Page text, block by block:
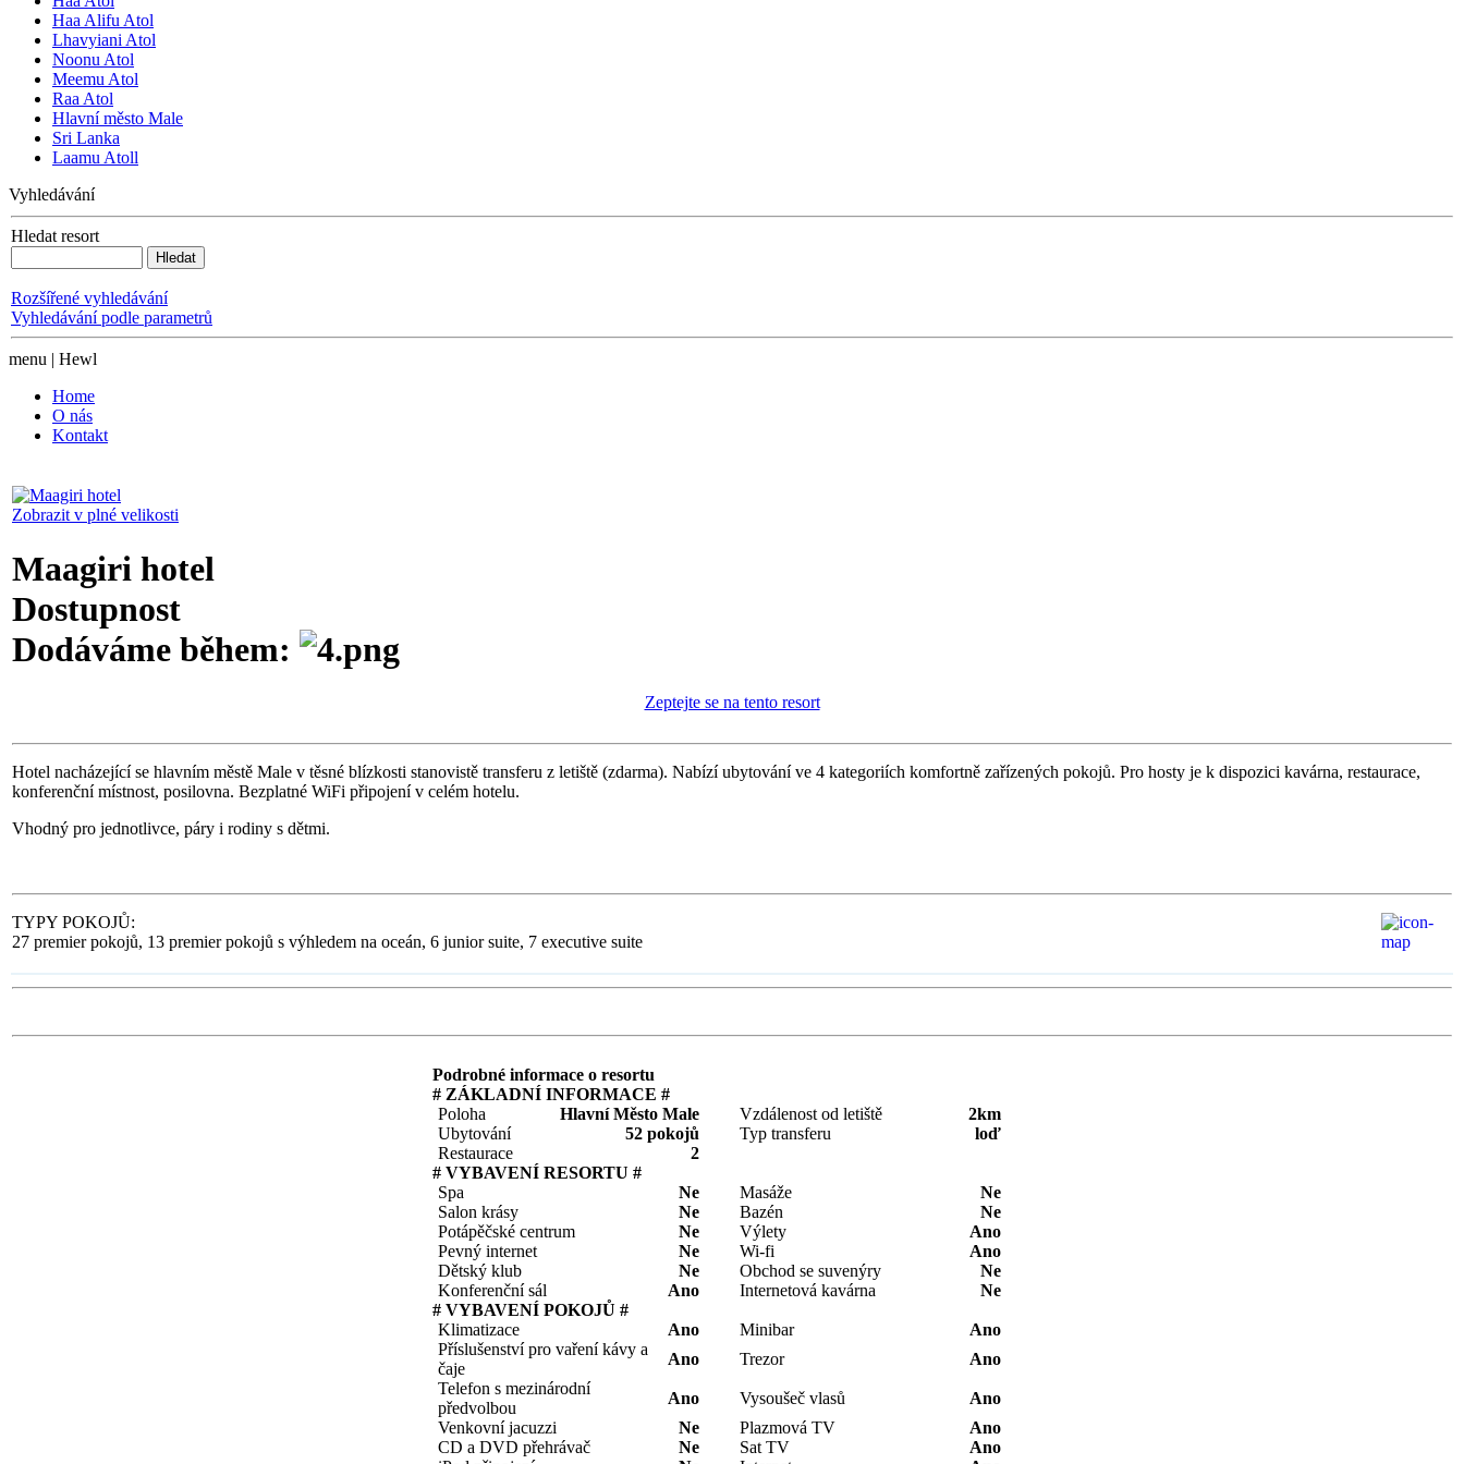
Haa Alifu Atol
Lhavyiani Atol
Noonu Atol
Meemu Atol
Raa Atol
Hlavní město Male
Sri Lanka
Laamu Atoll
Vyhledávání
Hledat resort
Rozšířené vyhledávání
Vyhledávání podle parametrů
menu | Hewl
Home
O nás
Kontakt
Zobrazit v plné velikosti
Maagiri hotel
Dostupnost
Dodáváme během:
Zeptejte se na tento resort
Hotel nacházející se hlavním městě Male v těsné blízkosti stanovistě transferu z letiště (zdarma). Nabízí ubytování ve 4 kategoriích komfortně zařízených pokojů. Pro hosty je k dispozici kavárna, restaurace,
konferenční místnost, posilovna. Bezplatné WiFi připojení v celém hotelu.
Vhodný pro jednotlivce, páry i rodiny s dětmi.
TYPY POKOJŮ:
27 premier pokojů, 13 premier pokojů s výhledem na oceán, 6 junior suite, 7 executive suite
Podrobné informace o resortu
# ZÁKLADNÍ INFORMACE #
Poloha
Hlavní Město Male Vzdálenost od letiště
2km
Ubytování
52 pokojů Typ transferu
loď
Restaurace
2
# VYBAVENÍ RESORTU #
Spa
Ne Masáže
Ne
Salon krásy
Ne Bazén
Ne
Potápěčské centrum
Ne Výlety
Ano
Pevný internet
Ne Wi-fi
Ano
Dětský klub
Ne Obchod se suvenýry
Ne
Konferenční sál
Ano Internetová kavárna
Ne
# VYBAVENÍ POKOJŮ #
Klimatizace
Ano Minibar
Ano
Příslušenství pro vaření kávy a
čaje
Ano Trezor
Ano
Telefon s mezinárodní
předvolbou
Ano Vysoušeč vlasů
Ano
Venkovní jacuzzi
Ne Plazmová TV
Ano
CD a DVD přehrávač
Ne Sat TV
Ano